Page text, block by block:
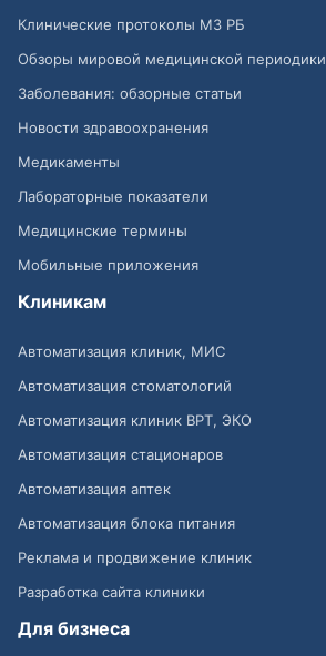
Клинические протоколы МЗ РБ
Обзоры мировой медицинской периодики
Заболевания: обзорные статьи
Новости здравоохранения
Медикаменты
Лабораторные показатели
Медицинские термины
Мобильные приложения
Клиникам
Автоматизация клиник, МИС
Автоматизация стоматологий
Автоматизация клиник ВРТ, ЭКО
Автоматизация стационаров
Автоматизация аптек
Автоматизация блока питания
Реклама и продвижение клиник
Разработка сайта клиники
Для бизнеса